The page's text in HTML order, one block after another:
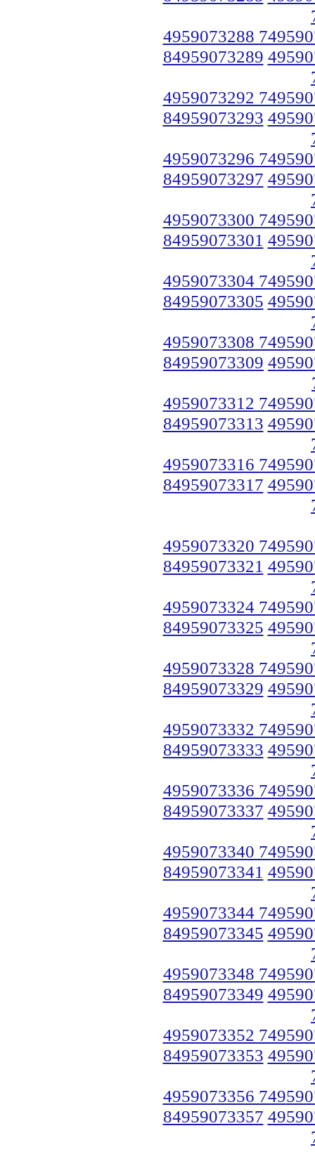
4959073288
84959073289
4959073292
84959073293
4959073296
84959073297
4959073300
84959073301
4959073304
84959073305
4959073308
84959073309
4959073312
84959073313
4959073316
84959073317
4959073320
84959073321
4959073324
84959073325
4959073328
84959073329
4959073332
84959073333
4959073336
84959073337
4959073340
84959073341
4959073344
84959073345
4959073348
84959073349
4959073352
84959073353
4959073356
84959073357